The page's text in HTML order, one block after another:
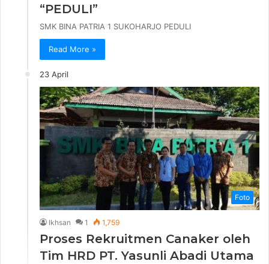
“PEDULI”
SMK BINA PATRIA 1 SUKOHARJO PEDULI
Read More »
23 April
Foto
Ikhsan 1 1,759
Proses Rekruitmen Canaker oleh
Tim HRD PT. Yasunli Abadi Utama